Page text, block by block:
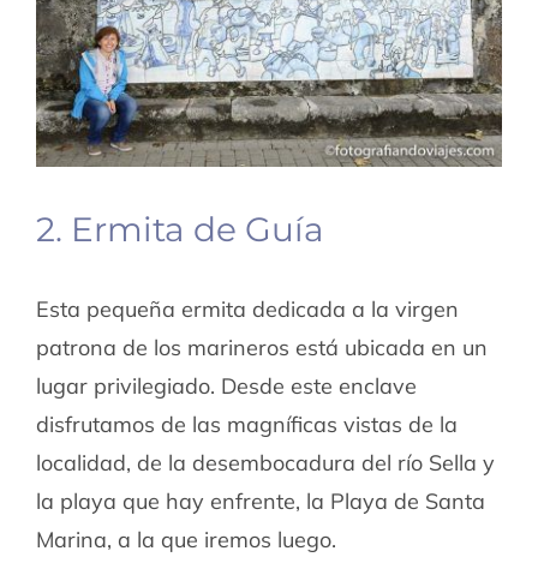
2. Ermita de Guía
Esta pequeña ermita dedicada a la virgen
patrona de los marineros está ubicada en un
lugar privilegiado. Desde este enclave
disfrutamos de las magníficas vistas de la
localidad, de la desembocadura del río Sella y
la playa que hay enfrente, la Playa de Santa
Marina, a la que iremos luego.